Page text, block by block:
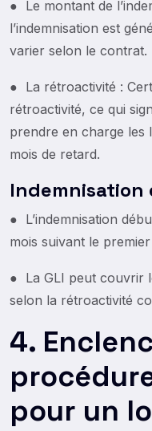
● Le montant de
l’indemnisation est
varier selon le contrat.
● La rétroactivité :
rétroactivité, ce qui
prendre en charge les
mois de retard.
Indemnisation
● L’indemnisation
mois suivant le
● La GLI peut couvrir
selon la rétroactivité
4.
pour un